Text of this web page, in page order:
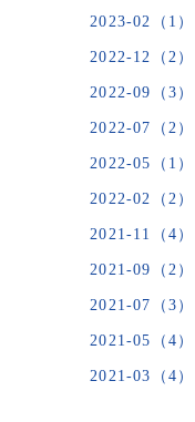
2023-02（1）
2022-12（2）
2022-09（3）
2022-07（2）
2022-05（1）
2022-02（2）
2021-11（4）
2021-09（2）
2021-07（3）
2021-05（4）
2021-03（4）